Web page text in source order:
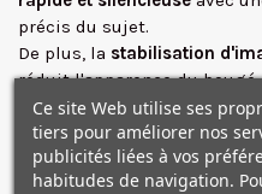
précis du sujet.
De plus, la stabilisation
réduit l'apparence du
5,5 stopslorsque vous
Unrevêtement nouvelle
revêtements ARNEO et
performances anti-reflet
Ce site Web utilise ses
tiers pour améliorer nos
publicités liées à vos
habitudes de navigation.